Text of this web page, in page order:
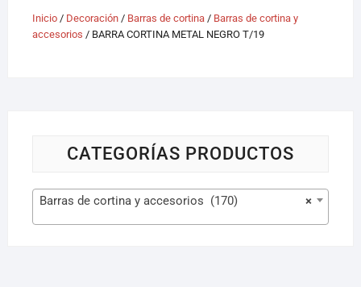
Inicio/ Decoración/ Barras de cortina/ Barras de cortina y
accesorios / BARRA CORTINA METAL NEGRO T/19
CATEGORÍAS PRODUCTOS
×
Barras de cortina y accesorios (170)